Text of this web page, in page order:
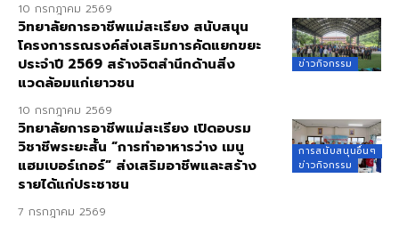
10 กรกฎาคม 2569
ข่าวกิจกรรม
วิทยาลัยการอาชีพแม่สะเรียง สนับสนุน
โครงการรณรงค์ส่งเสริมการคัดแยกขยะ
ประจำปี 2569 สร้างจิตสำนึกด้านสิ่ง
แวดล้อมแก่เยาวชน
10 กรกฎาคม 2569
การสนับสนุนอื่นๆ
ข่าวกิจกรรม
วิทยาลัยการอาชีพแม่สะเรียง เปิดอบรม
วิชาชีพระยะสั้น “การทำอาหารว่าง เมนู
แฮมเบอร์เกอร์” ส่งเสริมอาชีพและสร้าง
รายได้แก่ประชาชน
7 กรกฎาคม 2569